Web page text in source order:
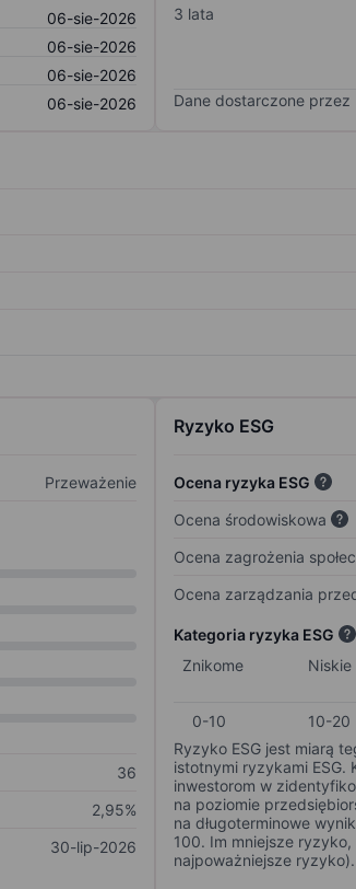
06-sie-2026
06-sie-2026
06-sie-2026
06-sie-2026
3 lata
Dane dostarczone przez
Przeważenie
36
2,95%
30-lip-2026
Ryzyko ESG
Ocena ryzyka ESG
Ocena środowiskowa
Ocena zagrożenia
Ocena zarządzania
Kategoria ryzyka ESG
Znikome
Niskie
0-10 10-20
Ryzyko ESG jest miarą
istotnymi ryzykami ESG.
inwestorom w
na poziomie
na długoterminowe
100. Im mniejsze
najpoważniejsze ryzyko).